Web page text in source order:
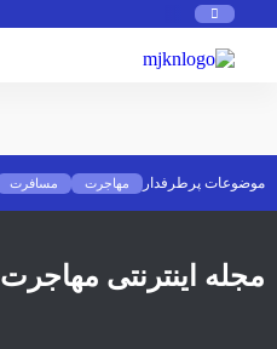
موضوعات پرطرفدار مهاجرت مسافرت
مجله اینترنتی مهاجرت